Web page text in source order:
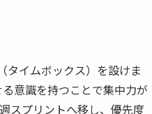
タイムボックス）を設けま
意識を持つことで集中力が
スプリントへ移し、優先度